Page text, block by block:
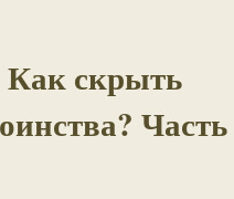
Как скрыть
Часть